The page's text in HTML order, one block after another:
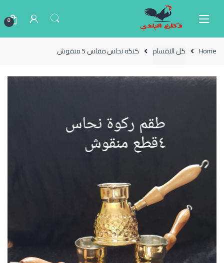
0
Home كل الاقسام كنكه نحاس مقاس 5 منقوش